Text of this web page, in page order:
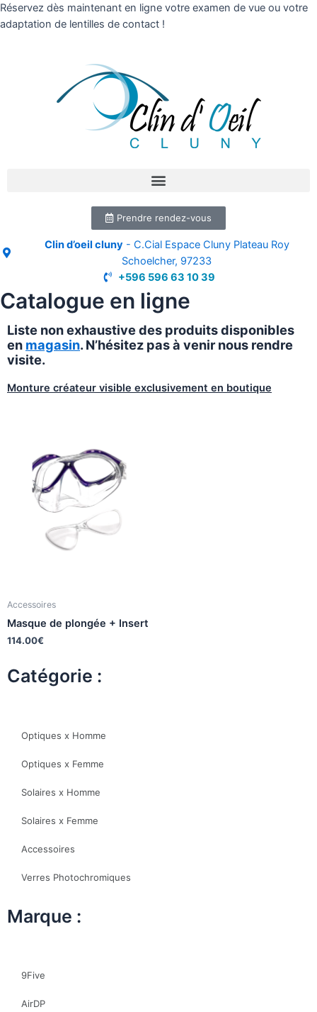
Réservez dès maintenant en ligne votre examen de vue ou votre
adaptation de lentilles de contact !
Prendre rendez-vous
Clin d’oeil cluny- C.Cial Espace Cluny Plateau Roy
Schoelcher, 97233
+596 596 63 10 39
Catalogue en ligne
Liste non exhaustive des produits disponibles
en magasin. N’hésitez pas à venir nous rendre
visite.
Monture créateur visible exclusivement en boutique
Accessoires
Masque de plongée + Insert
114.00€
Catégorie :
Optiques x Homme
Optiques x Femme
Solaires x Homme
Solaires x Femme
Accessoires
Verres Photochromiques
Marque :
9Five
AirDP